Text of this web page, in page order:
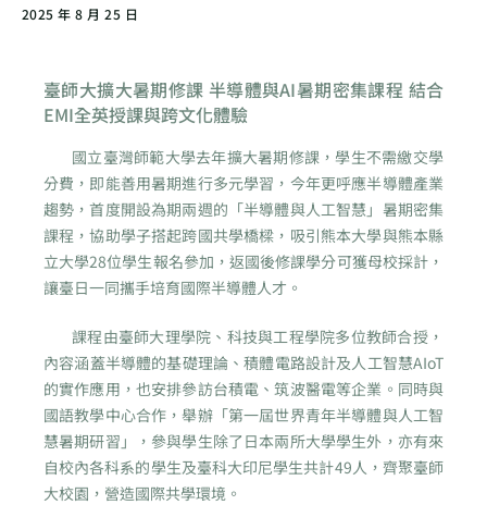
English
2025 年 8 月 25 日
臺師大擴大暑期修課 半導體與AI暑期密集課程 結合
EMI全英授課與跨文化體驗
國立臺灣師範大學去年擴大暑期修課，學生不需繳交學
分費，即能善用暑期進行多元學習，今年更呼應半導體產業
趨勢，首度開設為期兩週的「半導體與人工智慧」暑期密集
課程，協助學子搭起跨國共學橋樑，吸引熊本大學與熊本縣
立大學28位學生報名參加，返國後修課學分可獲母校採計，
讓臺日一同攜手培育國際半導體人才。
課程由臺師大理學院、科技與工程學院多位教師合授，
內容涵蓋半導體的基礎理論、積體電路設計及人工智慧AIoT
的實作應用，也安排參訪台積電、筑波醫電等企業。同時與
國語教學中心合作，舉辦「第一屆世界青年半導體與人工智
慧暑期研習」，參與學生除了日本兩所大學學生外，亦有來
自校內各科系的學生及臺科大印尼學生共計49人，齊聚臺師
大校園，營造國際共學環境。